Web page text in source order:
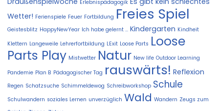
Erlebnispädagogik
Wetter! Ferienspiele Feuer Fortbildung Freies Spiel
Geistesblitz HappyNewYear Ich habe gelernt ... Kindergarten Kindheit
Klettern Langeweile Lehrerfortbildung LExit Loose Parts Loose
Parts Play Mistwetter Natur New life Outdoor Learning
Pandemie Plan B Pädagogischer Tag rauswärts! Reflexion
Regen Schatzsuche Schimmeldewog Schreibworkshop Schule
Schulwandern soziales Lernen unverzüglich Wald Wandern Zeugs zum